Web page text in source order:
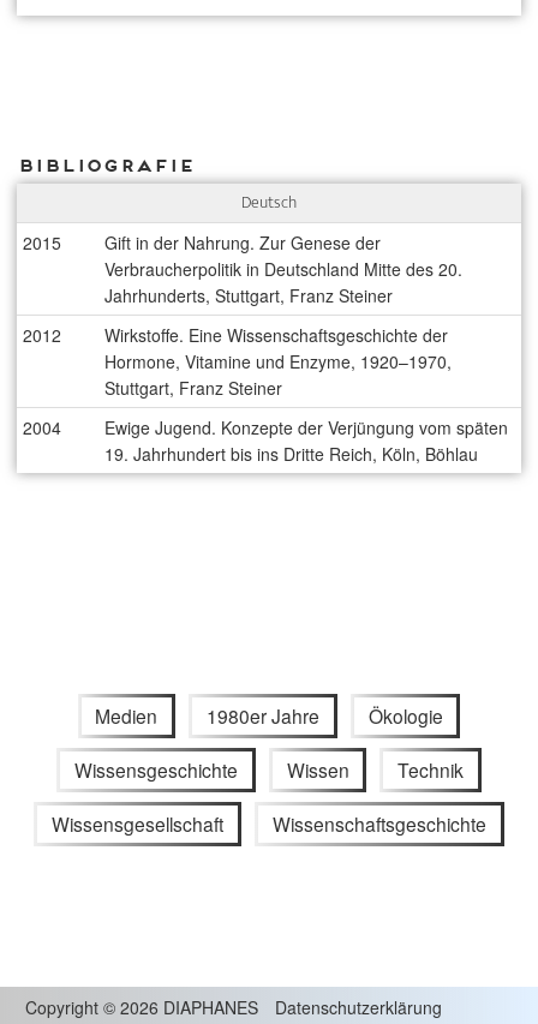
Bibliografie
Deutsch
2015
Gift in der Nahrung. Zur Genese der
Verbraucherpolitik in Deutschland Mitte des 20.
Jahrhunderts, Stuttgart, Franz Steiner
2012
Wirkstoffe. Eine Wissenschaftsgeschichte der
Hormone, Vitamine und Enzyme, 1920–1970,
Stuttgart, Franz Steiner
2004
Ewige Jugend. Konzepte der Verjüngung vom späten
19. Jahrhundert bis ins Dritte Reich, Köln, Böhlau
Medien 1980er Jahre Ökologie
Wissensgeschichte Wissen Technik
Wissensgesellschaft Wissenschaftsgeschichte
Copyright © 2026 DIAPHANES Datenschutzerklärung